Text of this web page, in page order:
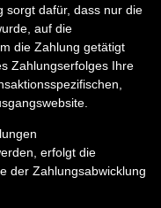
sorgt dafür, dass nur die
auf die
die Zahlung getätigt
Zahlungserfolges Ihre
erfolgt die
der Zahlungsabwicklung